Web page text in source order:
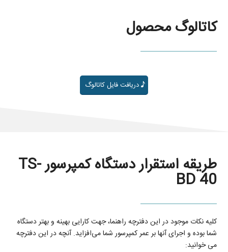
کاتالوگ محصول
دریافت فایل کاتالوگ
طریقه استقرار دستگاه کمپرسور TS-
BD 40
کلیه نکات موجود در این دفترچه راهنما، جهت کارایی بهینه و بهتر دستگاه
شما بوده و اجرای آنها بر عمر کمپرسور شما می‌افزاید. آنچه در این دفترچه
می خوانید: